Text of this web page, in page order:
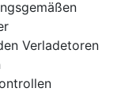
Verladetoren